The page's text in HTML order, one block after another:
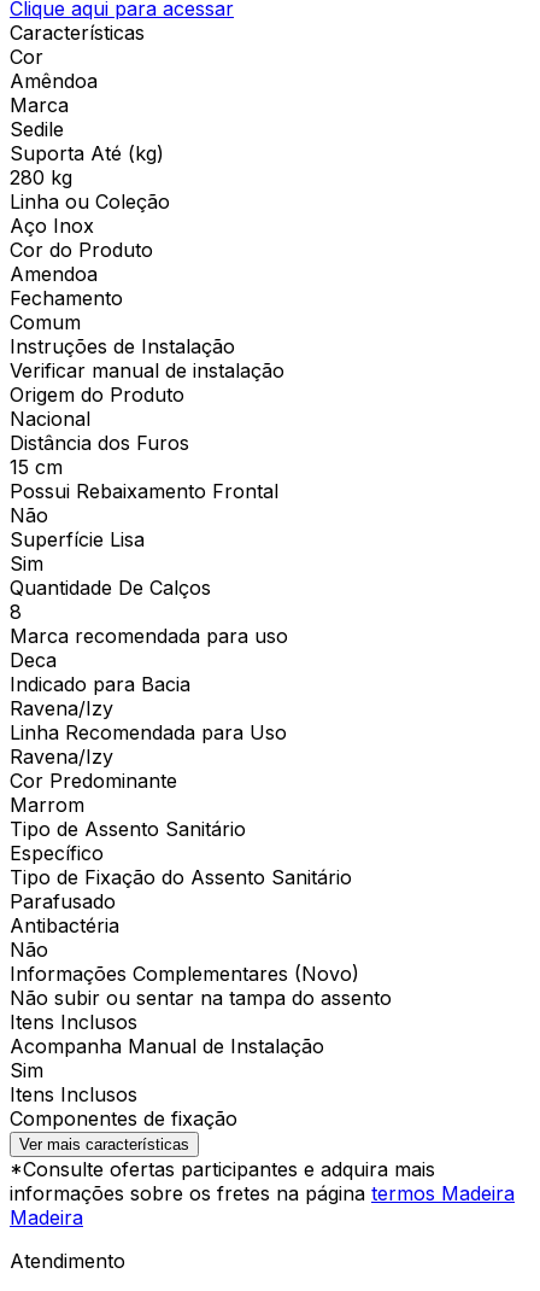
Clique aqui para acessar
Características
Cor
Amêndoa
Marca
Sedile
Suporta Até (kg)
280 kg
Linha ou Coleção
Aço Inox
Cor do Produto
Amendoa
Fechamento
Comum
Instruções de Instalação
Verificar manual de instalação
Origem do Produto
Nacional
Distância dos Furos
15 cm
Possui Rebaixamento Frontal
Não
Superfície Lisa
Sim
Quantidade De Calços
8
Marca recomendada para uso
Deca
Indicado para Bacia
Ravena/Izy
Linha Recomendada para Uso
Ravena/Izy
Cor Predominante
Marrom
Tipo de Assento Sanitário
Específico
Tipo de Fixação do Assento Sanitário
Parafusado
Antibactéria
Não
Informações Complementares (Novo)
Não subir ou sentar na tampa do assento
Itens Inclusos
Acompanha Manual de Instalação
Sim
Itens Inclusos
Componentes de fixação
Ver mais características
*Consulte ofertas participantes e adquira mais
informações sobre os fretes na página termos Madeira
Madeira
Atendimento